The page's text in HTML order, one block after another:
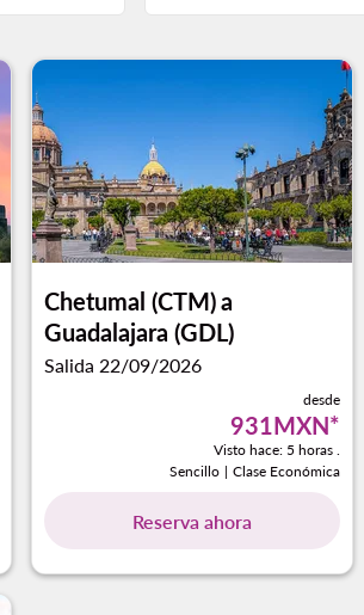
Chetumal (CTM)a
Guadalajara (GDL)
Salida 22/09/2026
desde
931MXN*
Visto hace: 5 horas .
Sencillo | Clase Económica
Reserva ahora